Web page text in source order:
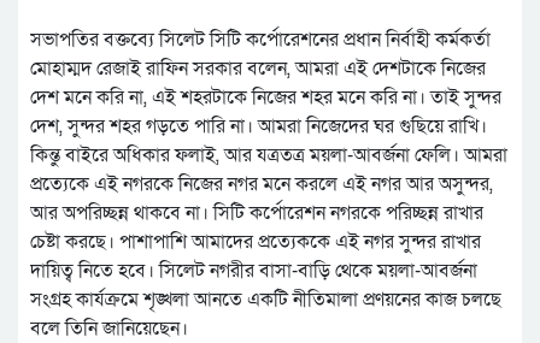
সভাপতির বক্তব্যে সিলেট সিটি কর্পোরেশনের প্রধান নির্বাহী কর্মকর্তা
মোহাম্মদ রেজাই রাফিন সরকার বলেন, আমরা এই দেশটাকে নিজের
দেশ মনে করি না, এই শহরটাকে নিজের শহর মনে করি না। তাই সুন্দর
দেশ, সুন্দর শহর গড়তে পারি না। আমরা নিজেদের ঘর গুছিয়ে রাখি।
কিন্তু বাইরে অধিকার ফলাই, আর যত্রতত্র ময়লা-আবর্জনা ফেলি। আমরা
প্রত্যেকে এই নগরকে নিজের নগর মনে করলে এই নগর আর অসুন্দর,
আর অপরিচ্ছন্ন থাকবে না। সিটি কর্পোরেশন নগরকে পরিচ্ছন্ন রাখার
চেষ্টা করছে। পাশাপাশি আমাদের প্রত্যেককে এই নগর সুন্দর রাখার
দায়িত্ব নিতে হবে। সিলেট নগরীর বাসা-বাড়ি থেকে ময়লা-আবর্জনা
সংগ্রহ কার্যক্রমে শৃঙ্খলা আনতে একটি নীতিমালা প্রণয়নের কাজ চলছে
বলে তিনি জানিয়েছেন।